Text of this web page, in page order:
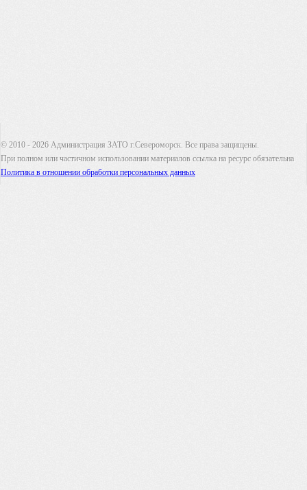
© 2010 - 2026 Администрация ЗАТО г.Североморск. Все права защищены.
При полном или частичном использовании материалов ссылка на ресурс обязательна
Политика в отношении обработки персональных данных